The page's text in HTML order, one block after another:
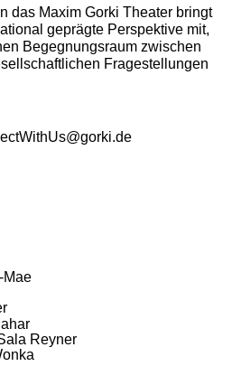
das Maxim Gorki Theater bringt
geprägte Perspektive mit,
Begegnungsraum zwischen
Fragestellungen
Mae
Reyner